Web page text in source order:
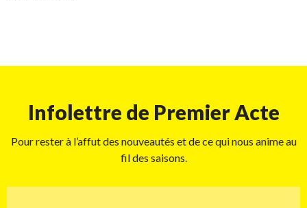
Infolettre de Premier Acte
Pour rester à l’affut des nouveautés et de ce qui nous anime au
fil des saisons.